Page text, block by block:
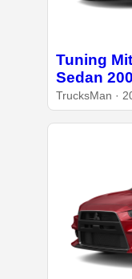
Tuning
Sedan
TrucksMan ·